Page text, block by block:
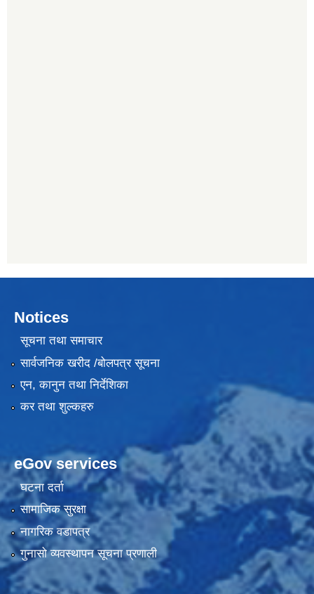
Notices
सूचना तथा समाचार
सार्वजनिक खरीद /बोलपत्र सूचना
एन, कानुन तथा निर्देशिका
कर तथा शुल्कहरु
eGov services
घटना दर्ता
सामाजिक सुरक्षा
नागरिक वडापत्र
गुनासो व्यवस्थापन सूचना प्रणाली